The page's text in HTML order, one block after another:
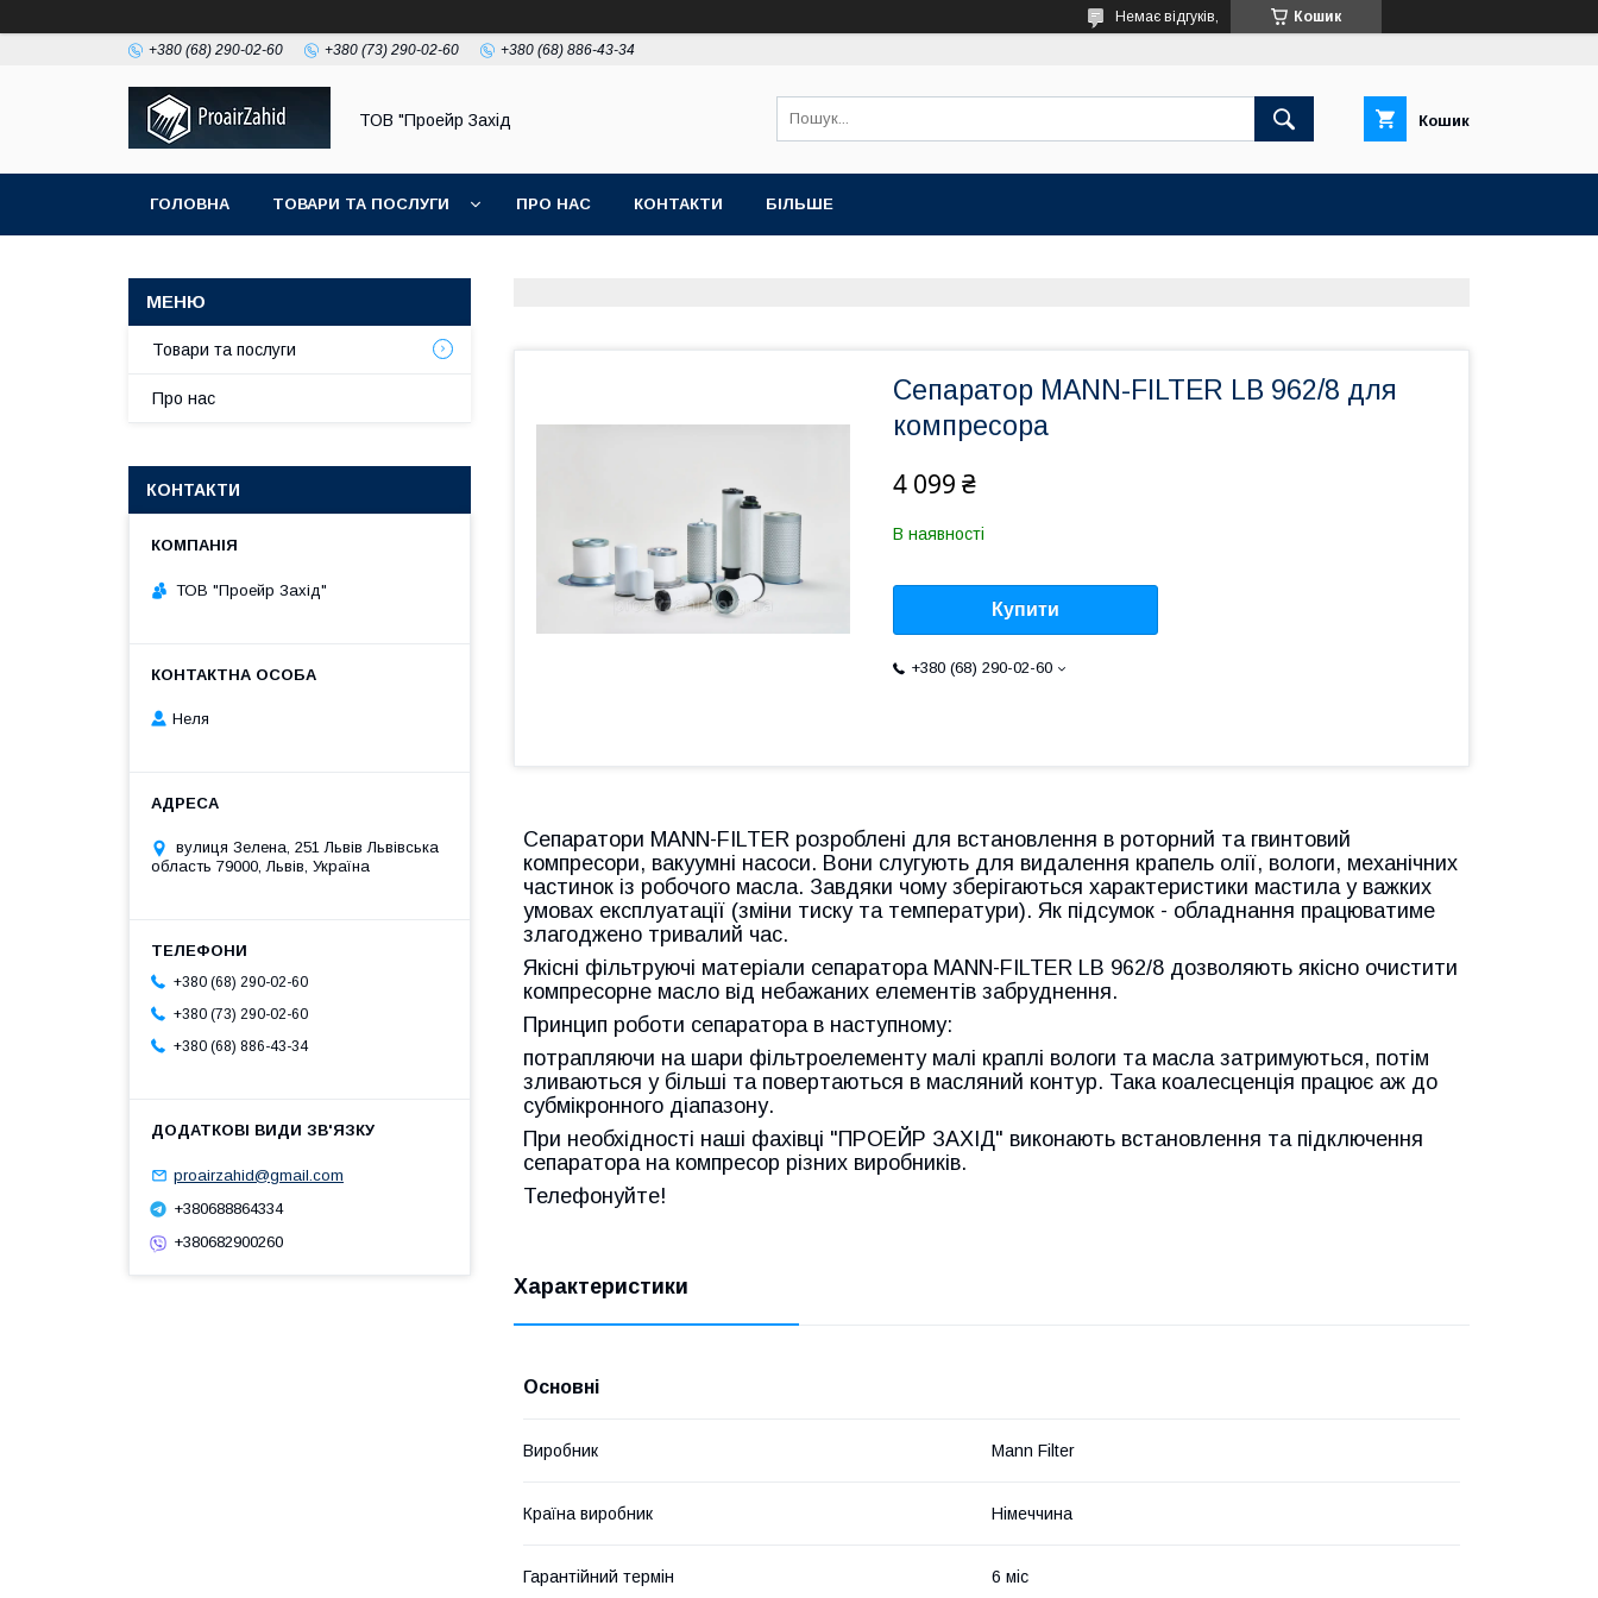
Кошик
Немає відгуків,
+380 (68) 290-02-60 +380 (73) 290-02-60 +380 (68) 886-43-34
ТОВ "Проейр Захід Кошик
ГОЛОВНА ТОВАРИ ТА ПОСЛУГИ ПРО НАС КОНТАКТИ БІЛЬШЕ
Сепаратор MANN-FILTER LB 962/8 для
компресора
4 099 ₴
В наявності
Купити
+380 (68) 290-02-60
Сепаратори MANN-FILTER розроблені для встановлення в роторний та гвинтовий
компресори, вакуумні насоси. Вони слугують для видалення крапель олії, вологи, механічних
частинок із робочого масла. Завдяки чому зберігаються характеристики мастила у важких
умовах експлуатації (зміни тиску та температури). Як підсумок - обладнання працюватиме
злагоджено тривалий час.
Якісні фільтруючі матеріали сепаратора MANN-FILTER LB 962/8 дозволяють якісно очистити
компресорне масло від небажаних елементів забруднення.
Принцип роботи сепаратора в наступному:
потрапляючи на шари фільтроелементу малі краплі вологи та масла затримуються, потім
зливаються у більші та повертаються в масляний контур. Така коалесценція працює аж до
субмікронного діапазону.
При необхідності наші фахівці "ПРОЕЙР ЗАХІД" виконають встановлення та підключення
сепаратора на компресор різних виробників.
Телефонуйте!
Характеристики
Основні
Виробник Mann Filter
Країна виробник Німеччина
Гарантійний термін 6 міс
Товари та послуги
Про нас
КОНТАКТИ
ТОВ "Проейр Захід"
Неля
вулиця Зелена, 251 Львів Львівська
область 79000, Львів, Україна
+380 (68) 290-02-60
+380 (73) 290-02-60
+380 (68) 886-43-34
proairzahid@gmail.com
+380688864334
+380682900260